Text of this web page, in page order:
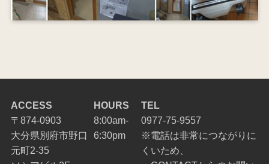
ACCESS
〒874-0903
大分県別府市野口
元町2-35
HOURS
8:00am-
6:30pm
TEL
0977-75-9557
※電話は非常につながりに
くいため、